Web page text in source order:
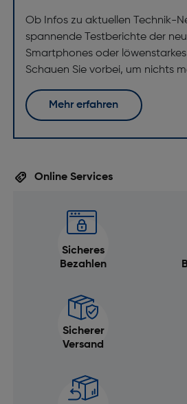
Ob Infos zu aktuellen Technik-
spannende Testberichte der
Smartphones oder
Schauen Sie vorbei, um nichts
Mehr erfahren
Online Services
Sicheres
Bezahlen
Sicherer
Versand